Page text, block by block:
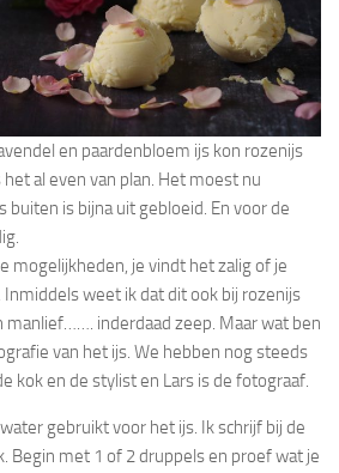
en paardenbloem ijs kon rozenijs
al even van plan. Het moest nu
buiten is bijna uit gebloeid. En voor de
mogelijkheden, je vindt het zalig of je
weet ik dat dit ook bij rozenijs
manlief……. inderdaad zeep. Maar wat ben
van het ijs. We hebben nog steeds
kok en de stylist en Lars is de fotograaf.
gebruikt voor het ijs. Ik schrijf bij de
Begin met 1 of 2 druppels en proef wat je